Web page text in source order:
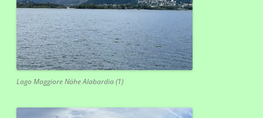
Lago Maggiore Nähe Alabardia (1)